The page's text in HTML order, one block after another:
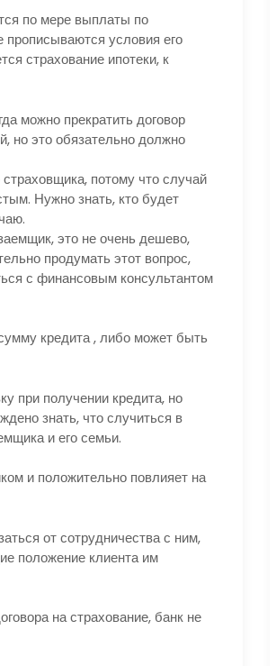
по мере выплаты по
прописываются условия его
страхование ипотеки, к
можно прекратить договор
но это обязательно должно
потому что случай
Нужно знать, кто будет
это не очень дешево,
продумать этот вопрос,
с финансовым консультантом
кредита , либо может быть
при получении кредита, но
знать, что случиться в
и его семьи.
и положительно повлияет на
от сотрудничества с ним,
положение клиента им
на страхование, банк не